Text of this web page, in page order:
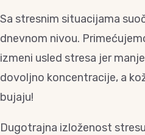
Sa stresnim situacijama
dnevnom nivou.
izmeni usled stresa jer
dovoljno koncentracije, a
bujaju!
Dugotrajna izloženost